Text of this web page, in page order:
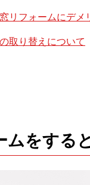
リフォームにデメ
取り替えについて
ムをする